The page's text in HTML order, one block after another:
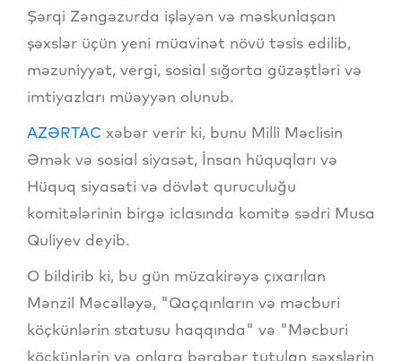
Şərqi Zəngəzurda işləyən və məskunlaşan
şəxslər üçün yeni müavinət növü təsis edilib,
məzuniyyət, vergi, sosial sığorta güzəştləri və
imtiyazları müəyyən olunub.
AZƏRTAC xəbər verir ki, bunu Milli Məclisin
Əmək və sosial siyasət, İnsan hüquqları və
Hüquq siyasəti və dövlət quruculuğu
komitələrinin birgə iclasında komitə sədri Musa
Quliyev deyib.
O bildirib ki, bu gün müzakirəyə çıxarılan
Mənzil Məcəlləyə, "Qaçqınların və məcburi
köçkünlərin statusu haqqında" və "Məcburi
köçkünlərin və onlara bərabər tutulan şəxslərin